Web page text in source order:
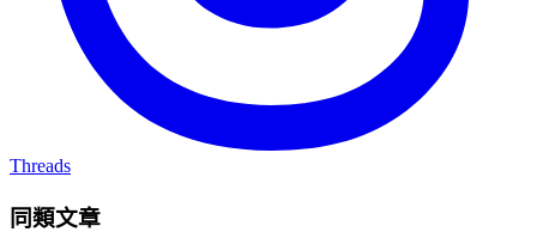
Threads
同類文章